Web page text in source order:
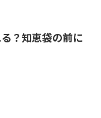
？知恵袋の前に